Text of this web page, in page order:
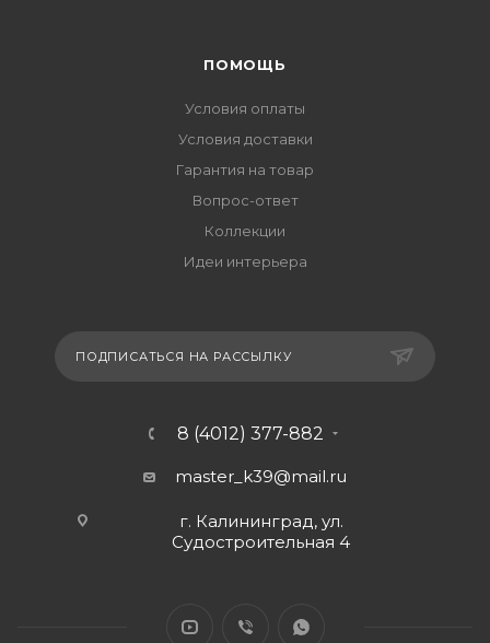
ПОМОЩЬ
Условия оплаты
Условия доставки
Гарантия на товар
Вопрос-ответ
Коллекции
Идеи интерьера
ПОДПИСАТЬСЯ НА РАССЫЛКУ
8 (4012) 377-882
master_k39@mail.ru
г. Калининград, ул.
Судостроительная 4